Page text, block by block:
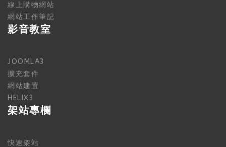
線上購物網站
網站工作筆記
影音教室
JOOMLA3
擴充套件
網站建置
HELIX3
架站專欄
快速架站